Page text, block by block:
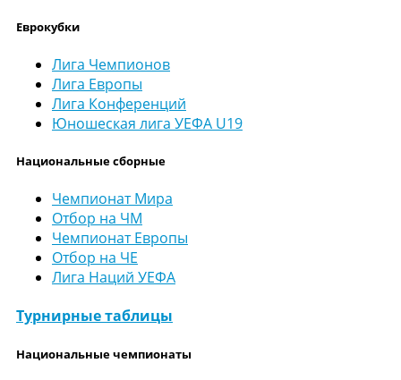
Еврокубки
Лига Чемпионов
Лига Европы
Лига Конференций
Юношеская лига УЕФА U19
Национальные сборные
Чемпионат Мира
Отбор на ЧМ
Чемпионат Европы
Отбор на ЧЕ
Лига Наций УЕФА
Турнирные таблицы
Национальные чемпионаты